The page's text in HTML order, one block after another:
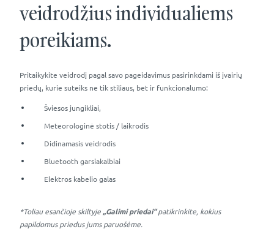
veidrodžius individualiems
poreikiams.
Pritaikykite veidrodį pagal savo pageidavimus pasirinkdami iš įvairių
priedų, kurie suteiks ne tik stiliaus, bet ir funkcionalumo:
Šviesos jungikliai,
Meteorologinė stotis / laikrodis
Didinamasis veidrodis
Bluetooth garsiakalbiai
Elektros kabelio galas
*Toliau esančioje skiltyje „Galimi priedai“patikrinkite, kokius
papildomus priedus jums paruošėme.